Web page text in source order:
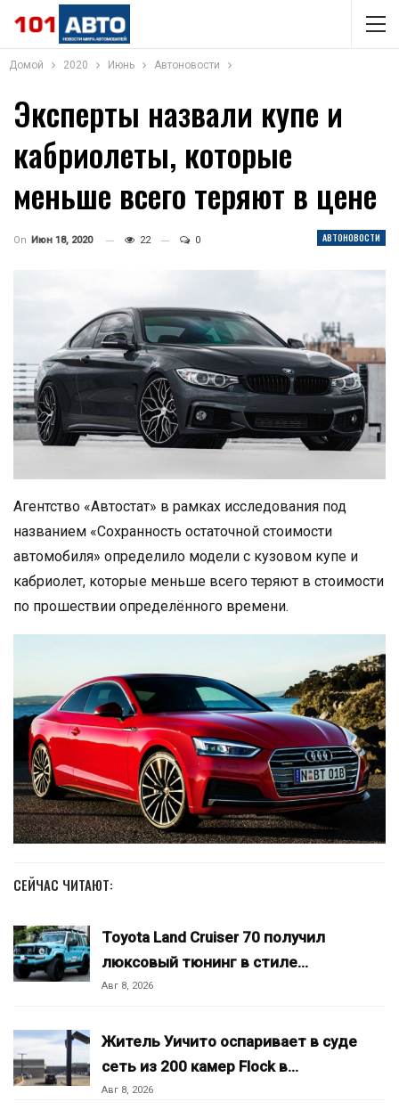
Домой 2020 Июнь Автоновости
Эксперты назвали купе и
кабриолеты, которые
меньше всего теряют в цене
АВТОНОВОСТИ
On Июн 18, 2020 22 0
Агентство «Автостат» в рамках исследования под
названием «Сохранность остаточной стоимости
автомобиля» определило модели с кузовом купе и
кабриолет, которые меньше всего теряют в стоимости
по прошествии определённого времени.
СЕЙЧАС ЧИТАЮТ:
Toyota Land Cruiser 70 получил
люксовый тюнинг в стиле…
Авг 8, 2026
Житель Уичито оспаривает в суде
сеть из 200 камер Flock в…
Авг 8, 2026